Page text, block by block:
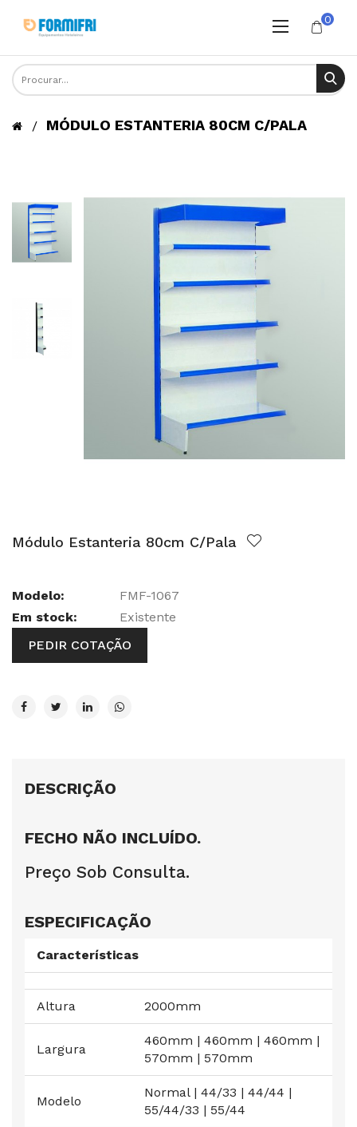
0
MÓDULO ESTANTERIA 80CM C/PALA
Módulo Estanteria 80cm C/Pala
Modelo:
FMF-1067
Em stock:
Existente
PEDIR COTAÇÃO
DESCRIÇÃO
FECHO NÃO INCLUÍDO.
Preço Sob Consulta.
ESPECIFICAÇÃO
Características
Altura 2000mm
Largura
460mm | 460mm | 460mm |
570mm | 570mm
Modelo
Normal | 44/33 | 44/44 |
55/44/33 | 55/44